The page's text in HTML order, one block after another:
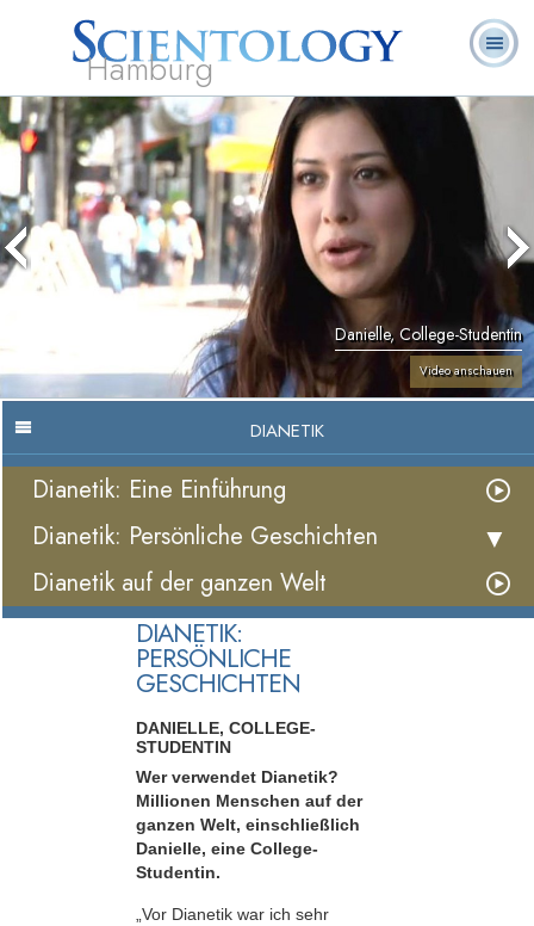
Hamburg
Über uns
L. Ron
Hubbard
Was ist
Scientology?
Ehrenamtliche
Geistliche
Danielle, College-Studentin
Video anschauen
DIANETIK
Dianetik: Eine Einführung
Dianetik: Persönliche Geschichten
Dianetik auf der ganzen Welt
DIANETIK:
PERSÖNLICHE
GESCHICHTEN
DANIELLE, COLLEGE-
STUDENTIN
Wer verwendet Dianetik?
Millionen Menschen auf der
ganzen Welt, einschließlich
Danielle, eine College-
Studentin.
„Vor Dianetik war ich sehr